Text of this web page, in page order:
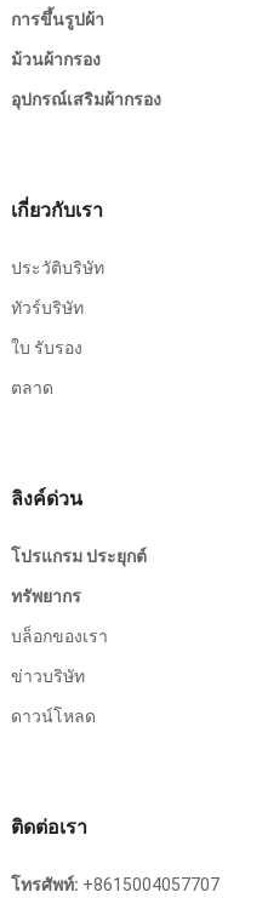
การขึ้นรูปผ้า
ม้วนผ้ากรอง
อุปกรณ์เสริมผ้ากรอง
เกี่ยวกับเรา
ประวัติบริษัท
ทัวร์บริษัท
ใบ รับรอง
ตลาด
ลิงค์ด่วน
โปรแกรม ประยุกต์
ทรัพยากร
บล็อกของเรา
ข่าวบริษัท
ดาวน์โหลด
ติดต่อเรา
โทรศัพท์: +8615004057707